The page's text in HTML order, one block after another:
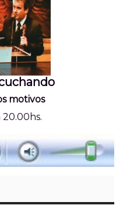
motivos
20.00hs.